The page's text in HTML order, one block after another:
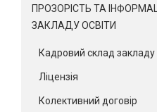
ПРОЗОРІСТЬ ТА
ЗАКЛАДУ ОСВІТИ
Кадровий склад закладу
Ліцензія
Колективний договір